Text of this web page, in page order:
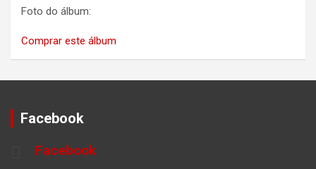
Foto do álbum:
Comprar este álbum
Facebook
Facebook